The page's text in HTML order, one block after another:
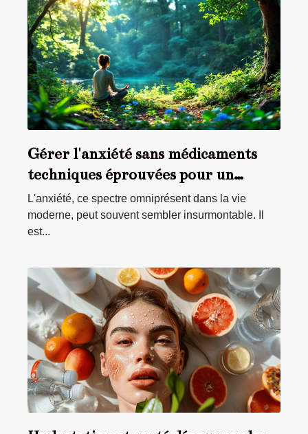
Gérer l'anxiété sans médicaments
techniques éprouvées pour un
apaisement durable
L'anxiété, ce spectre omniprésent dans la vie
moderne, peut souvent sembler insurmontable. Il
est...